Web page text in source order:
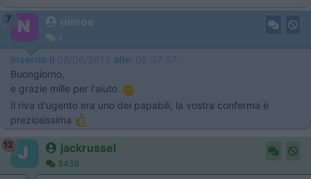
7 nimoe
4
Inserito il 02/06/2019 alle: 08:07:57
Buongiorno,
e grazie mille per l'aiuto
Il riva d'ugento era uno dei papabili, la vostra conferma è
preziosissima
12 jackrussel
3436